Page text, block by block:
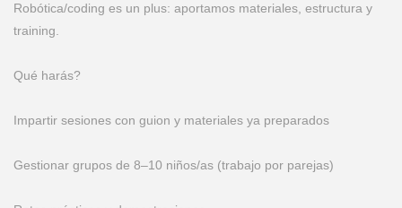
Robótica/coding es un plus: aportamos materiales, estructura y
training.
Qué harás?
Impartir sesiones con guion y materiales ya preparados
Gestionar grupos de 8–10 niños/as (trabajo por parejas)